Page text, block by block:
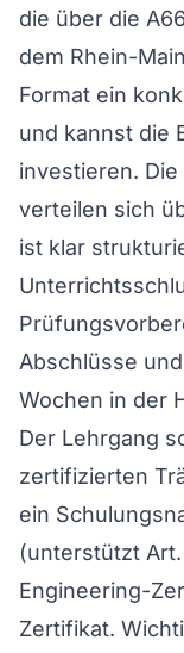
die über die
dem Rhein-
Format ein
und kannst die
investieren.
verteilen sich
ist klar
Abschlüsse
Wochen in der
Der Lehrgang
zertifizierten
ein
(unterstützt
Engineering-
Zertifikat.